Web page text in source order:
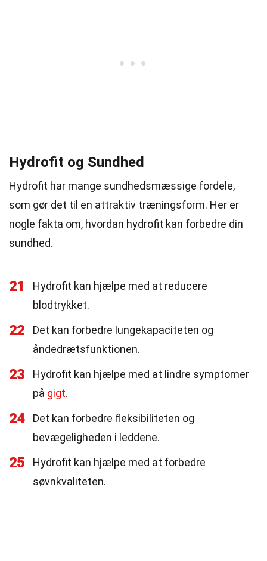
Hydrofit og Sundhed
Hydrofit har mange sundhedsmæssige fordele,
som gør det til en attraktiv træningsform. Her er
nogle fakta om, hvordan hydrofit kan forbedre din
sundhed.
21
Hydrofit kan hjælpe med at reducere
blodtrykket.
22
Det kan forbedre lungekapaciteten og
åndedrætsfunktionen.
23
Hydrofit kan hjælpe med at lindre symptomer
på gigt.
24
Det kan forbedre fleksibiliteten og
bevægeligheden i leddene.
25
Hydrofit kan hjælpe med at forbedre
søvnkvaliteten.